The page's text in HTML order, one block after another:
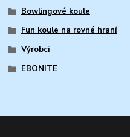
Bowlingové koule
Fun koule na rovné hraní
Výrobci
EBONITE